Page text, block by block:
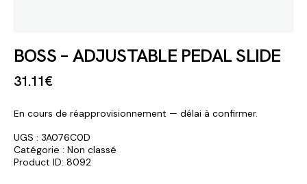
BOSS – ADJUSTABLE PEDAL SLIDE
31.11€
En cours de réapprovisionnement — délai à confirmer.
UGS : 3A076C0D
Catégorie : Non classé
Product ID: 8092